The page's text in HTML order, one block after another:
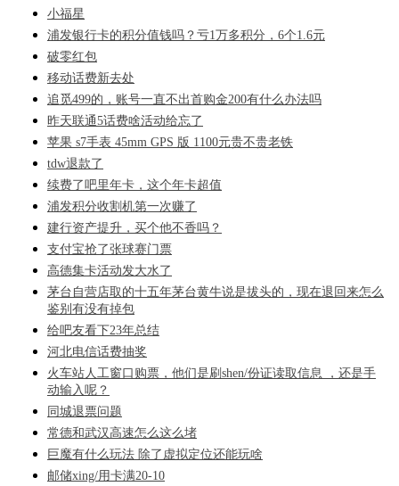
小福星
浦发银行卡的积分值钱吗？亏1万多积分，6个1.6元
破零红包
移动话费新去处
追觅499的，账号一直不出首购金200有什么办法吗
昨天联通5话费啥活动给忘了
苹果 s7手表 45mm GPS 版 1100元贵不贵老铁
tdw退款了
续费了吧里年卡，这个年卡超值
浦发积分收割机第一次赚了
建行资产提升，买个他不香吗？
支付宝抢了张球赛门票
高德集卡活动发大水了
茅台自营店取的十五年茅台黄牛说是拔头的，现在退回来怎么
鉴别有没有掉包
给吧友看下23年总结
河北电信话费抽奖
火车站人工窗口购票，他们是刷shen/份证读取信息 ，还是手
动输入呢？
同城退票问题
常德和武汉高速怎么这么堵
巨魔有什么玩法 除了虚拟定位还能玩啥
邮储xing/用卡满20-10